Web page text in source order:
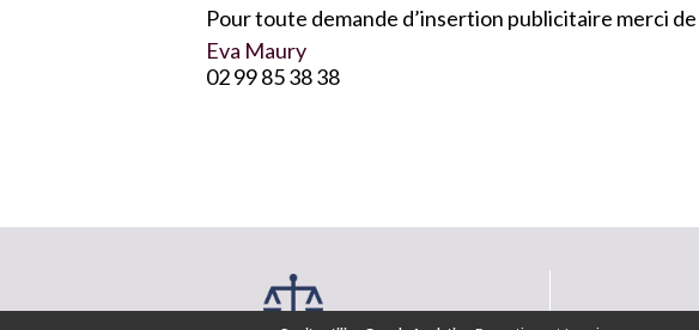
Pour toute demande d’insertion publicitaire merci
Eva Maury
02 99 85 38 38